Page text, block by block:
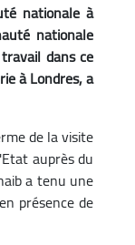
nationale à
nationale
dans ce
à Londres, a
de la visite
auprès du
a tenu une
présence de